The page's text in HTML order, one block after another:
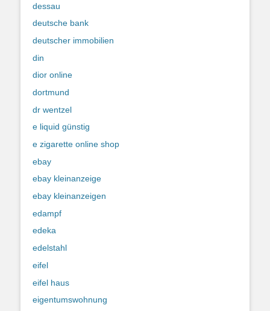
dessau
deutsche bank
deutscher immobilien
din
dior online
dortmund
dr wentzel
e liquid günstig
e zigarette online shop
ebay
ebay kleinanzeige
ebay kleinanzeigen
edampf
edeka
edelstahl
eifel
eifel haus
eigentumswohnung